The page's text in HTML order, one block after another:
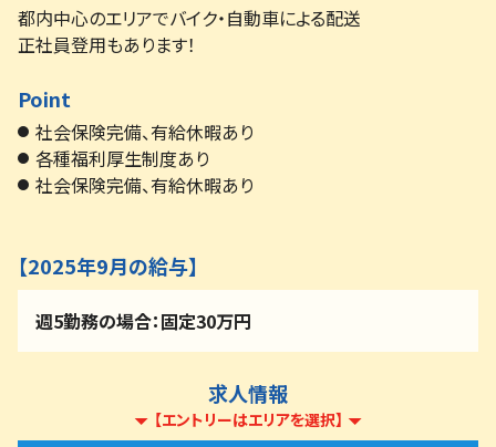
都内中心のエリアでバイク・自動車による配送
正社員登用もあります！
Point
社会保険完備、有給休暇あり
各種福利厚生制度あり
社会保険完備、有給休暇あり
【2025年9月の給与】
週5勤務の場合：固定30万円
求人情報
【エントリーはエリアを選択】